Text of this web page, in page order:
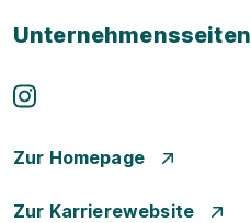
Unternehmensseiten
Zur Homepage
Zur Karrierewebsite